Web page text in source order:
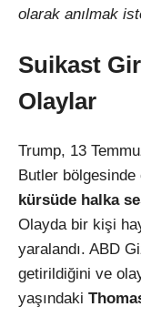
olarak anılmak
Suikast
Olaylar
Trump, 13
Butler bölgesinde
kürsüde halka
Olayda bir kişi
yaralandı. ABD
getirildiğini ve
yaşındaki